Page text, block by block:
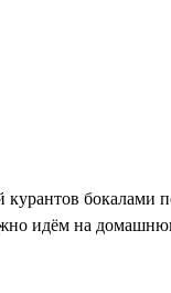
бокалами
идём на